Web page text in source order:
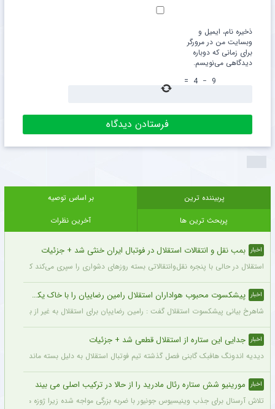
ذخیره نام، ایمیل و
وبسایت من در مرورگر
برای زمانی که دوباره
دیدگاهی می‌نویسم.
9
−
4
=
پربیننده ترین
بر اساس توصیه
پربحث ترین ها
آخرین نظرات
اخبار بمب نقل و انتقالات استقلال در فوتبال ایران خنثی شد + جزئیات
استقلال در حالی با پنجره نقل‌وانتقالاتی بسته روزهای دشواری را سپری می‌کند که در
اخبار پیشکسوت محبوب هواداران استقلال رامین رضاییان را با خاک یکسان کرد + جزئیات
شاهرخ بیانی پیشکسوت استقلال گفت : رامین رضاییان برای استقلال به غیر از بازار
اخبار جدایی این ستاره از استقلال قطعی شد + جزئیات
دیدیه اندونگ هافبک گابنی فصل گذشته تیم فوتبال استقلال به دلیل بسته ماندن پنجره
اخبار مورینیو شش ستاره رئال مادرید را از حالا در ترکیب اصلی می بیند
تلاش آرسنال برای جذب وینیسیوس جونیور با ضربه بزرگی مواجه شده زیرا ژوزه مورینیو او را یک